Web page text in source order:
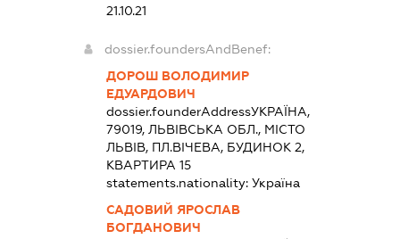
21.10.21
dossier.foundersAndBenef:
ДОРОШ ВОЛОДИМИР
ЕДУАРДОВИЧ
dossier.founderAddressУКРАЇНА,
79019, ЛЬВІВСЬКА ОБЛ., МІСТО
ЛЬВІВ, ПЛ.ВІЧЕВА, БУДИНОК 2,
КВАРТИРА 15
statements.nationality: Україна
САДОВИЙ ЯРОСЛАВ
БОГДАНОВИЧ